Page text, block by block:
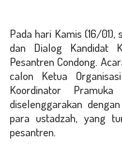
Pada hari Kamis (16/
dan Dialog Kandidat
Pesantren Condong.
calon Ketua
Koordinator
diselenggarakan
para ustadzah, yang
pesantren.